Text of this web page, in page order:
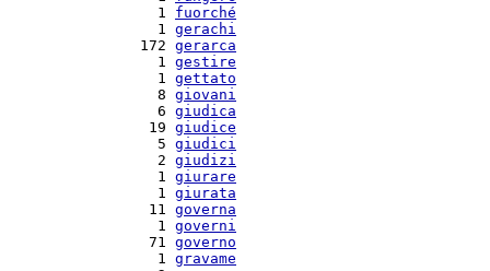
   1
fuorché
   1
gerachi
172 gerarca
   1
gestire
   1
gettato
   8
giovani
   6
giudica
  19
giudice
   5
giudici
   2
giudizi
   1
giurare
   1
giurata
  11
governa
   1
governi
  71
governo
   1
gravame